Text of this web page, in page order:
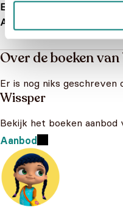
EAN
Afmetingen
238 × 222 × 10
Over de boeken
Er is nog niks geschreven
Wissper
Bekijk het boeken aanbod
Aanbod